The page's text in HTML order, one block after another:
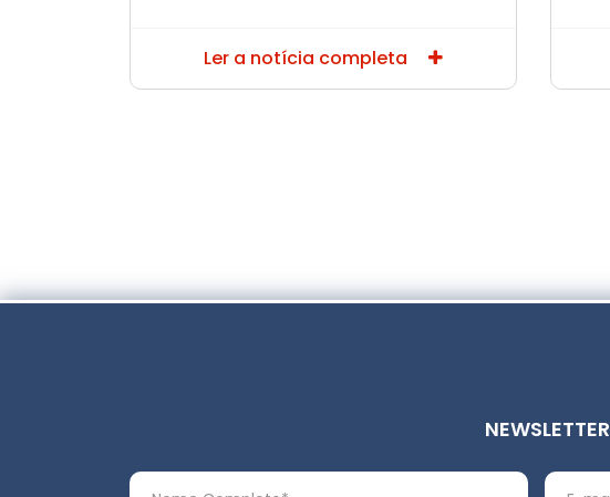
Ler a notícia completa
NEWSLETTER